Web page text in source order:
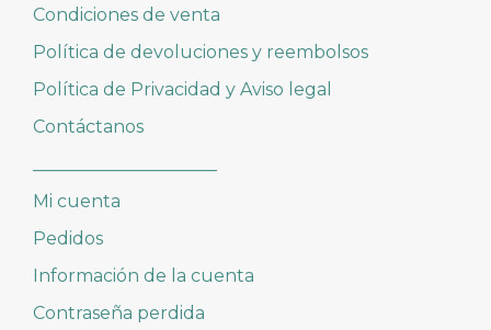
Condiciones de venta
Política de devoluciones y reembolsos
Política de Privacidad y Aviso legal
Contáctanos
Mi cuenta
Pedidos
Información de la cuenta
Contraseña perdida